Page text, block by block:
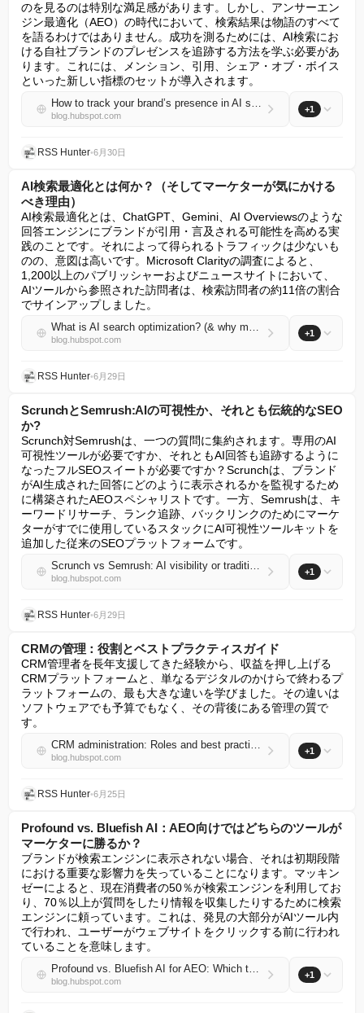
のを見るのは特別な満足感があります。しかし、アンサーエン
ジン最適化（AEO）の時代において、検索結果は物語のすべて
を語るわけではありません。成功を測るためには、AI検索にお
ける自社ブランドのプレゼンスを追跡する方法を学ぶ必要があ
ります。これには、メンション、引用、シェア・オブ・ボイス
といった新しい指標のセットが導入されます。
How to track your brand’s presence in AI search
blog.hubspot.com
+1
RSS Hunter•6月30日
AI検索最適化とは何か？（そしてマーケターが気にかける
べき理由）
AI検索最適化とは、ChatGPT、Gemini、AI Overviewsのような
回答エンジンにブランドが引用・言及される可能性を高める実
践のことです。それによって得られるトラフィックは少ないも
のの、意図は高いです。Microsoft Clarityの調査によると、
1,200以上のパブリッシャーおよびニュースサイトにおいて、
AIツールから参照された訪問者は、検索訪問者の約11倍の割合
でサインアップしました。
What is AI search optimization? (& why marketers should care)
blog.hubspot.com
+1
RSS Hunter•6月29日
ScrunchとSemrush:AIの可視性か、それとも伝統的なSEO
か?
Scrunch対Semrushは、一つの質問に集約されます。専用のAI
可視性ツールが必要ですか、それともAI回答も追跡するように
なったフルSEOスイートが必要ですか？Scrunchは、ブランド
がAI生成された回答にどのように表示されるかを監視するため
に構築されたAEOスペシャリストです。一方、Semrushは、キ
ーワードリサーチ、ランク追跡、バックリンクのためにマーケ
ターがすでに使用しているスタックにAI可視性ツールキットを
追加した従来のSEOプラットフォームです。
Scrunch vs Semrush: AI visibility or traditional SEO?
blog.hubspot.com
+1
RSS Hunter•6月29日
CRMの管理：役割とベストプラクティスガイド
CRM管理者を長年支援してきた経験から、収益を押し上げる
CRMプラットフォームと、単なるデジタルのかけらで終わるプ
ラットフォームの、最も大きな違いを学びました。その違いは
ソフトウェアでも予算でもなく、その背後にある管理の質で
す。
CRM administration: Roles and best practices guide
blog.hubspot.com
+1
RSS Hunter•6月25日
Profound vs. Bluefish AI：AEO向けではどちらのツールが
マーケターに勝るか？
ブランドが検索エンジンに表示されない場合、それは初期段階
における重要な影響力を失っていることになります。マッキン
ゼーによると、現在消費者の50％が検索エンジンを利用してお
り、70％以上が質問をしたり情報を収集したりするために検索
エンジンに頼っています。これは、発見の大部分がAIツール内
で行われ、ユーザーがウェブサイトをクリックする前に行われ
ていることを意味します。
Profound vs. Bluefish AI for AEO: Which tool wins for marketers?
blog.hubspot.com
+1